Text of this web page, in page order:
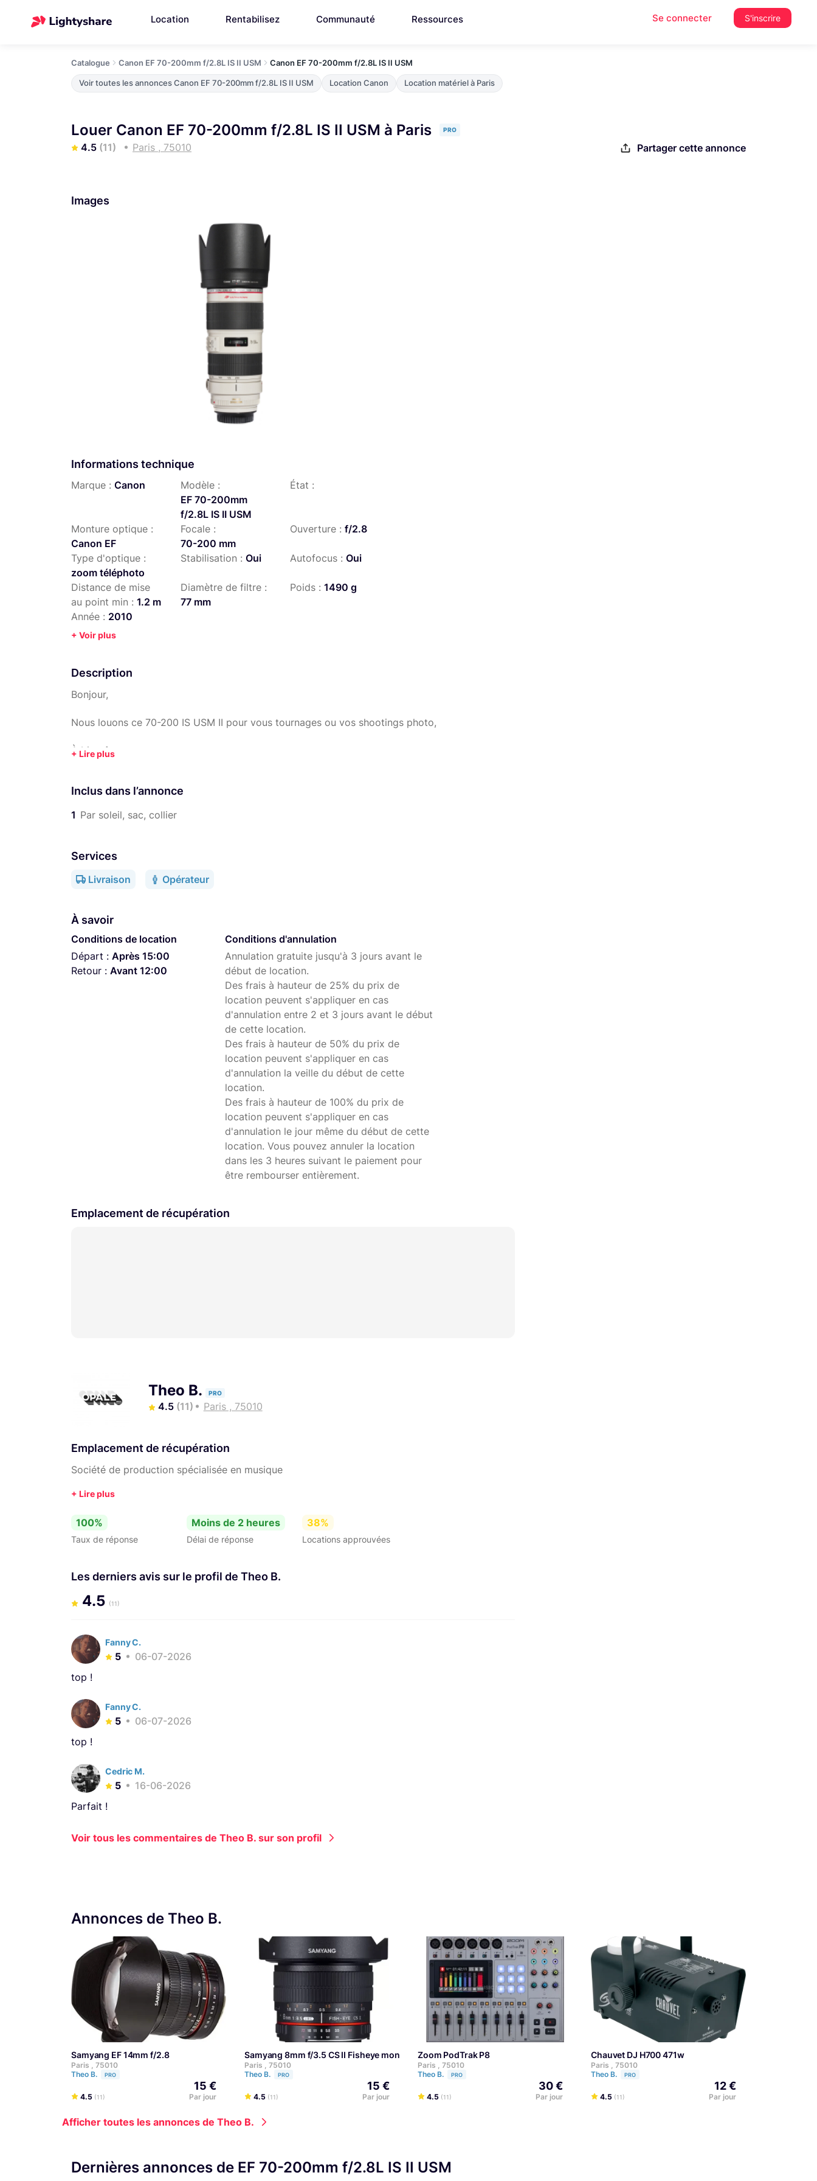
Location Rentabilisez Communauté Ressources Se connecter S'inscrire
Catalogue Canon EF 70-200mm f/2.8L IS II USM Canon EF 70-200mm f/2.8L IS II USM
Voir toutes les annonces Canon EF 70-200mm f/2.8L IS II USM Location Canon Location matériel à Paris
Louer Canon EF 70-200mm f/2.8L IS II USM à Paris PRO
4.5 (11) Paris , 75010 Partager cette annonce
Images
Informations technique
Marque : Canon
Modèle :
EF 70-200mm
f/2.8L IS II USM
État :
Monture optique :
Canon EF
Focale :
70-200 mm
Ouverture : f/2.8
Type d'optique :
zoom téléphoto
Stabilisation : Oui Autofocus : Oui
Distance de mise
au point min : 1.2 m
Diamètre de filtre :
77 mm
Poids : 1490 g
Année : 2010
+ Voir plus
Description
Bonjour,
Nous louons ce 70-200 IS USM II pour vous tournages ou vos shootings photo,
À bientôt,
Inclus dans l’annonce
1 Par soleil, sac, collier
Services
Livraison Opérateur
À savoir
Conditions de location
Départ : Après 15:00
Retour : Avant 12:00
Conditions d'annulation
Annulation gratuite jusqu'à 3 jours avant le
début de location.
Des frais à hauteur de 25% du prix de
location peuvent s'appliquer en cas
d'annulation entre 2 et 3 jours avant le début
de cette location.
Des frais à hauteur de 50% du prix de
location peuvent s'appliquer en cas
d'annulation la veille du début de cette
location.
Des frais à hauteur de 100% du prix de
location peuvent s'appliquer en cas
d'annulation le jour même du début de cette
location. Vous pouvez annuler la location
dans les 3 heures suivant le paiement pour
être rembourser entièrement.
Emplacement de récupération
Theo B. PRO
4.5 (11) Paris , 75010
Emplacement de récupération
Société de production spécialisée en musique
100%
Taux de réponse
Moins de 2 heures
Délai de réponse
38%
Locations approuvées
Les derniers avis sur le profil de Theo B.
4.5 (11)
Fanny C.
5
06-07-2026
top !
Fanny C.
5
06-07-2026
top !
Cedric M.
5
16-06-2026
Parfait !
Voir tous les commentaires de Theo B. sur son profil
Annonces de Theo B.
Samyang EF 14mm f/2.8
Paris , 75010
Theo B.
PRO
4.5 (11)
15 €
Par jour
Samyang 8mm f/3.5 CS II Fisheye monture Canon
Paris , 75010
Theo B.
PRO
4.5 (11)
15 €
Par jour
Zoom PodTrak P8
Paris , 75010
Theo B.
PRO
4.5 (11)
30 €
Par jour
Chauvet DJ H700 471w
Paris , 75010
Theo B.
PRO
4.5 (11)
12 €
Par jour
Afficher toutes les annonces de Theo B.
Dernières annonces de EF 70-200mm f/2.8L IS II USM